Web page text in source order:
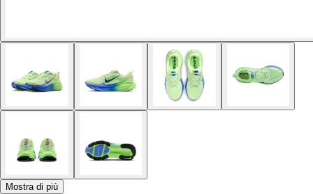
Mostra di più